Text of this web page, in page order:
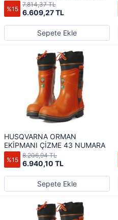
%15 6.609,27 TL
7.814,37 TL
Sepete Ekle
HUSQVARNA ORMAN
EKİPMANI ÇİZME 43 NUMARA
%15 6.940,10 TL
8.206,94 TL
Sepete Ekle